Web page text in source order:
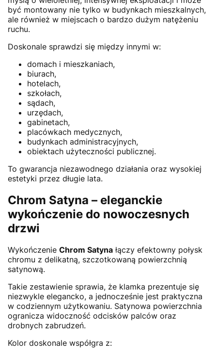
być montowany nie tylko w budynkach mieszkalnych,
ale również w miejscach o bardzo dużym natężeniu
ruchu.
Doskonale sprawdzi się między innymi w:
domach i mieszkaniach,
biurach,
hotelach,
szkołach,
sądach,
urzędach,
gabinetach,
placówkach medycznych,
budynkach administracyjnych,
obiektach użyteczności publicznej.
To gwarancja niezawodnego działania oraz wysokiej
estetyki przez długie lata.
Chrom Satyna – eleganckie
wykończenie do nowoczesnych
drzwi
Wykończenie Chrom Satyna łączy efektowny połysk
chromu z delikatną, szczotkowaną powierzchnią
satynową.
Takie zestawienie sprawia, że klamka prezentuje się
niezwykle elegancko, a jednocześnie jest praktyczna
w codziennym użytkowaniu. Satynowa powierzchnia
ogranicza widoczność odcisków palców oraz
drobnych zabrudzeń.
Kolor doskonale współgra z: